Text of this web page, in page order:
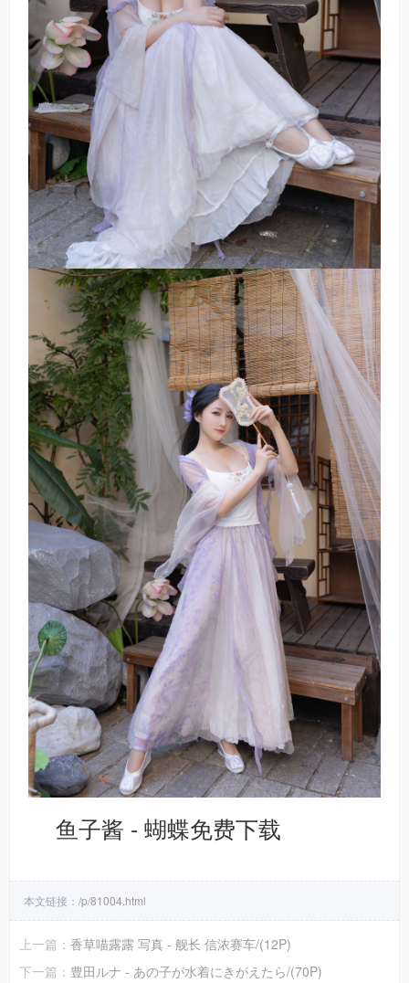
鱼子酱 - 蝴蝶免费下载
本文链接： /p/81004.html
上一篇： 香草喵露露 写真 - 舰长 信浓赛车/(12P)
下一篇： 豊田ルナ - あの子が水着にきがえたら/(70P)